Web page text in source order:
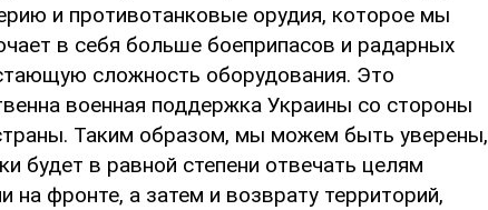
и противотанковые орудия, которое мы
в себя больше боеприпасов и радарных
сложность оборудования. Это
военная поддержка Украины со стороны
Таким образом, мы можем быть уверены,
будет в равной степени отвечать целям
на фронте, а затем и возврату территорий,